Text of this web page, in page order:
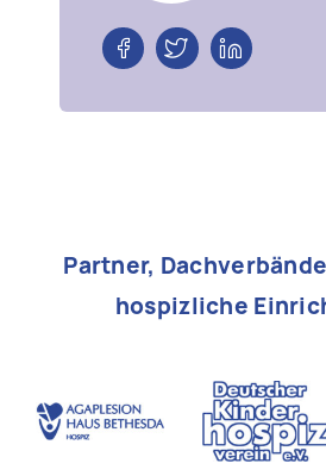
Partner,
hospizliche